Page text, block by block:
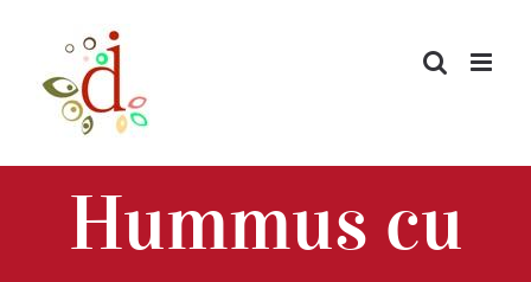
content
Hummus cu